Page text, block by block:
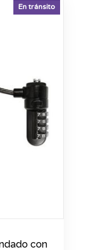
En tránsito
con